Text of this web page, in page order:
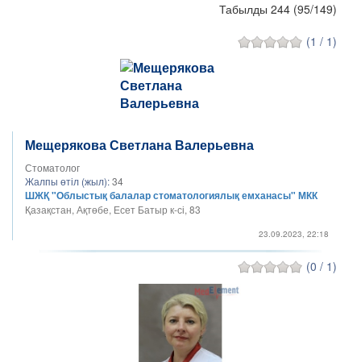
Табылды 244 (95/149)
(1 / 1)
Мещерякова Светлана Валерьевна
Стоматолог
Жалпы өтіл (жыл):34
ШЖҚ "Облыстық балалар стоматологиялық емханасы" МКК
Қазақстан, Ақтөбе, Есет Батыр к-сі, 83
23.09.2023, 22:18
(0 / 1)